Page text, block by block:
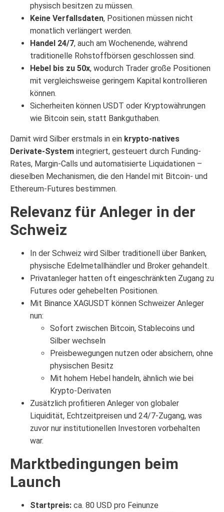
physisch besitzen zu müssen.
Keine Verfallsdaten, Positionen müssen nicht
monatlich verlängert werden.
Handel 24/7, auch am Wochenende, während
traditionelle Rohstoffbörsen geschlossen sind.
Hebel bis zu 50x, wodurch Trader große Positionen
mit vergleichsweise geringem Kapital kontrollieren
können.
Sicherheiten können USDT oder Kryptowährungen
wie Bitcoin sein, statt Bankguthaben.
Damit wird Silber erstmals in ein krypto-natives
Derivate-System integriert, gesteuert durch Funding-
Rates, Margin-Calls und automatisierte Liquidationen –
dieselben Mechanismen, die den Handel mit Bitcoin- und
Ethereum-Futures bestimmen.
Relevanz für Anleger in der
Schweiz
In der Schweiz wird Silber traditionell über Banken,
physische Edelmetallhändler und Broker gehandelt.
Privatanleger hatten oft eingeschränkten Zugang zu
Futures oder gehebelten Positionen.
Mit Binance XAGUSDT können Schweizer Anleger
nun:
Sofort zwischen Bitcoin, Stablecoins und
Silber wechseln
Preisbewegungen nutzen oder absichern, ohne
physischen Besitz
Mit hohem Hebel handeln, ähnlich wie bei
Krypto-Derivaten
Zusätzlich profitieren Anleger von globaler
Liquidität, Echtzeitpreisen und 24/7-Zugang, was
zuvor nur institutionellen Investoren vorbehalten
war.
Marktbedingungen beim
Launch
Startpreis: ca. 80 USD pro Feinunze